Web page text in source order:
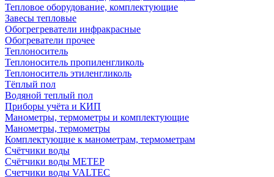
Тепловое оборудование, комплектующие
Завесы тепловые
Обогрегреватели инфракрасные
Обогреватели прочее
Теплоноситель
Теплоноситель пропиленгликоль
Теплоноситель этиленгликоль
Тёплый пол
Водяной теплый пол
Приборы учёта и КИП
Манометры, термометры и комплектующие
Манометры, термометры
Комплектующие к манометрам, термометрам
Счётчики воды
Счётчики воды МЕТЕР
Счетчики воды VALTEC